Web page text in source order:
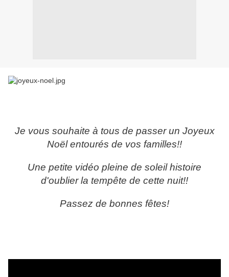
Je vous souhaite à tous de passer un Joyeux
Noël entourés de vos familles!!
Une petite vidéo pleine de soleil histoire
d'oublier la tempête de cette nuit!!
Passez de bonnes fêtes!